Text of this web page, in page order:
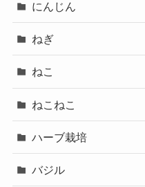
にんじん
ねぎ
ねこ
ねこねこ
ハーブ栽培
バジル